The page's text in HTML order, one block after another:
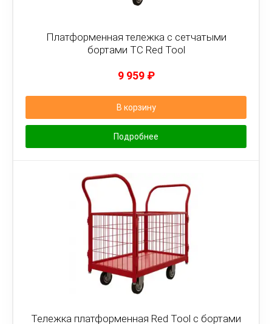
Платформенная тележка с сетчатыми
бортами ТС Red Tool
9 959 ₽
В корзину
Подробнее
Тележка платформенная Red Tool с бортами